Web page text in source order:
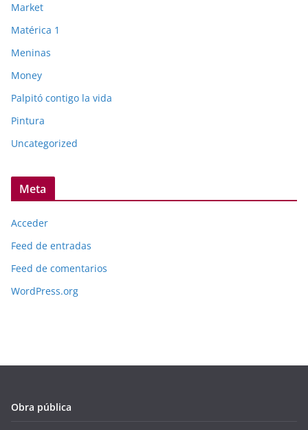
Market
Matérica 1
Meninas
Money
Palpitó contigo la vida
Pintura
Uncategorized
Meta
Acceder
Feed de entradas
Feed de comentarios
WordPress.org
Obra pública